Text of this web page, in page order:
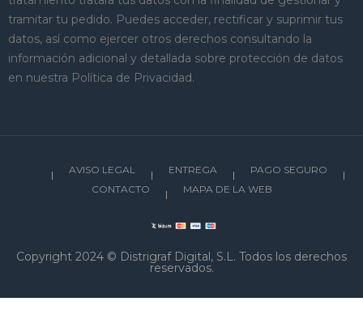
tramitar tu pedido. Puedes acceder, rectificar y suprimir tus
datos, así como ejercer otros derechos consultando la
información adicional y detallada sobre protección de datos
en nuestra Política de Privacidad.
AVISO LEGAL ENTREGA
PAGO SEGURO
CONTACTO
MAPA DE LA WEB
Copyright 2024 © Distrigraf Digital, S.L. Todos los derechos
reservados.